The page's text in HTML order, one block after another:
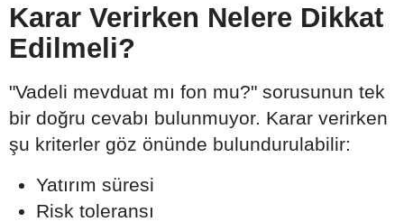
Karar Verirken Nelere Dikkat
Edilmeli?
"Vadeli mevduat mı fon mu?" sorusunun tek
bir doğru cevabı bulunmuyor. Karar verirken
şu kriterler göz önünde bulundurulabilir:
Yatırım süresi
Risk toleransı